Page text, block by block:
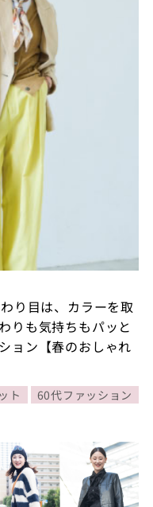
り目は、カラーを取
りも気持ちもパッと
ョン【春のおしゃれ
ト 60代ファッション